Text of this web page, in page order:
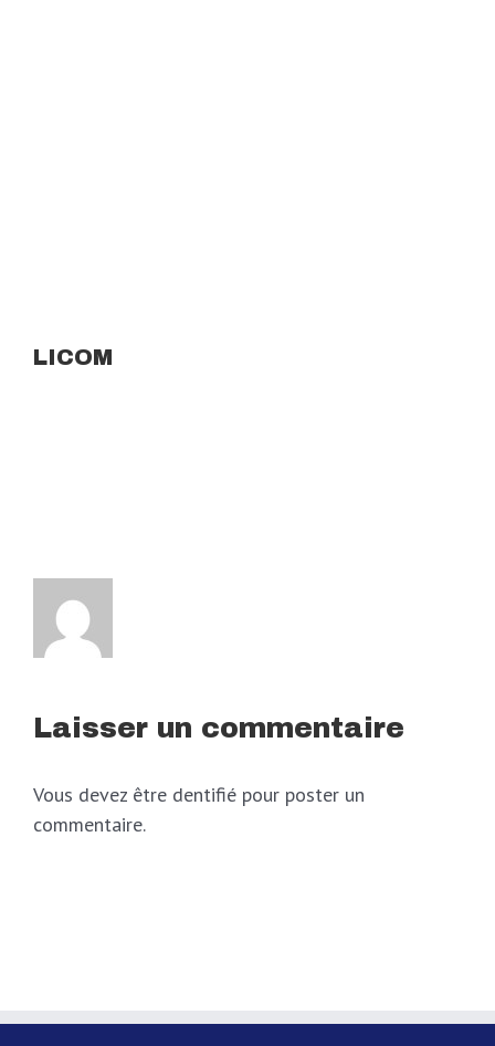
LICOM
Laisser un commentaire
Vous devez être dentifié pour poster un
commentaire.